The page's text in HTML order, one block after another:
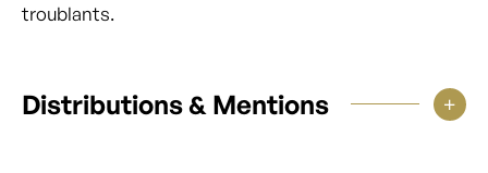
troublants.
Distributions & Mentions